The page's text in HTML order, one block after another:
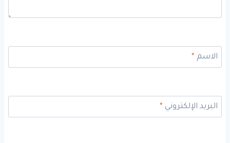
الاسم*
البريد الإلكتروني*